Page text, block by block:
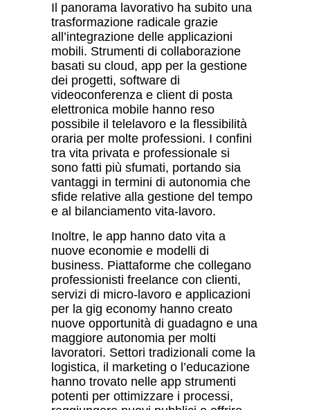
Il panorama lavorativo ha subito una
trasformazione radicale grazie
all’integrazione delle applicazioni
mobili. Strumenti di collaborazione
basati su cloud, app per la gestione
dei progetti, software di
videoconferenza e client di posta
elettronica mobile hanno reso
possibile il telelavoro e la flessibilità
oraria per molte professioni. I confini
tra vita privata e professionale si
sono fatti più sfumati, portando sia
vantaggi in termini di autonomia che
sfide relative alla gestione del tempo
e al bilanciamento vita-lavoro.
Inoltre, le app hanno dato vita a
nuove economie e modelli di
business. Piattaforme che collegano
professionisti freelance con clienti,
servizi di micro-lavoro e applicazioni
per la gig economy hanno creato
nuove opportunità di guadagno e una
maggiore autonomia per molti
lavoratori. Settori tradizionali come la
logistica, il marketing o l’educazione
hanno trovato nelle app strumenti
potenti per ottimizzare i processi,